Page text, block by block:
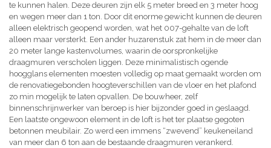
te kunnen halen. Deze deuren zijn elk 5 meter breed en 3 meter hoog
en wegen meer dan 1 ton. Door dit enorme gewicht kunnen de deuren
alleen elektrisch geopend worden, wat het 007-gehalte van de loft
alleen maar versterkt. Een ander huzarenstuk zat hem in de meer dan
20 meter lange kastenvolumes, waarin de oorspronkelijke
draagmuren verscholen liggen. Deze minimalistisch ogende
hoogglans elementen moesten volledig op maat gemaakt worden om
de renovatiegebonden hoogteverschillen van de vloer en het plafond
zo min mogelijk te laten opvallen. De bouwheer, zelf
binnenschrijnwerker van beroep is hier bijzonder goed in geslaagd.
Een laatste ongewoon element in de loft is het ter plaatse gegoten
betonnen meubilair. Zo werd een immens “zwevend” keukeneiland
van meer dan 6 ton aan de bestaande draagmuren verankerd.